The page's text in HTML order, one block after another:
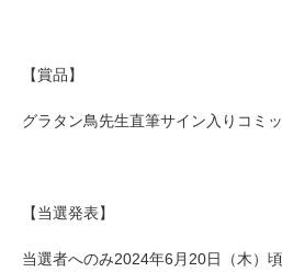
【賞品】
グラタン鳥先生直筆サイン入りコミ
【当選発表】
当選者へのみ2024年6月20日（木）